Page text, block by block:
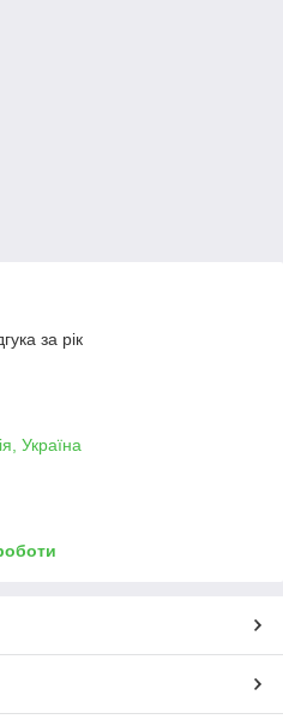
за рік
Україна